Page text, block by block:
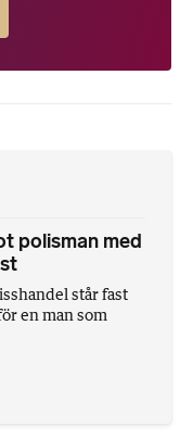
polisman med
står fast
en man som